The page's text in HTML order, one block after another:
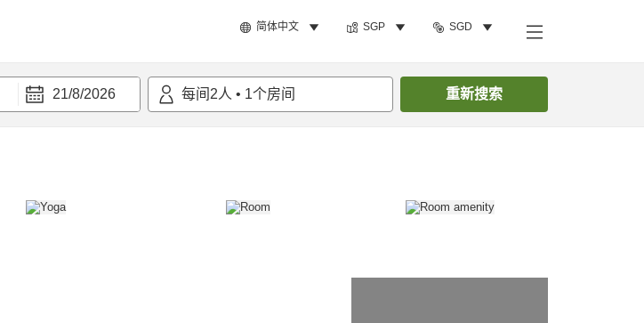
简体中文 SGP SGD
21/8/2026 每间 2人 • 1个房间 重新搜索
搜索客房